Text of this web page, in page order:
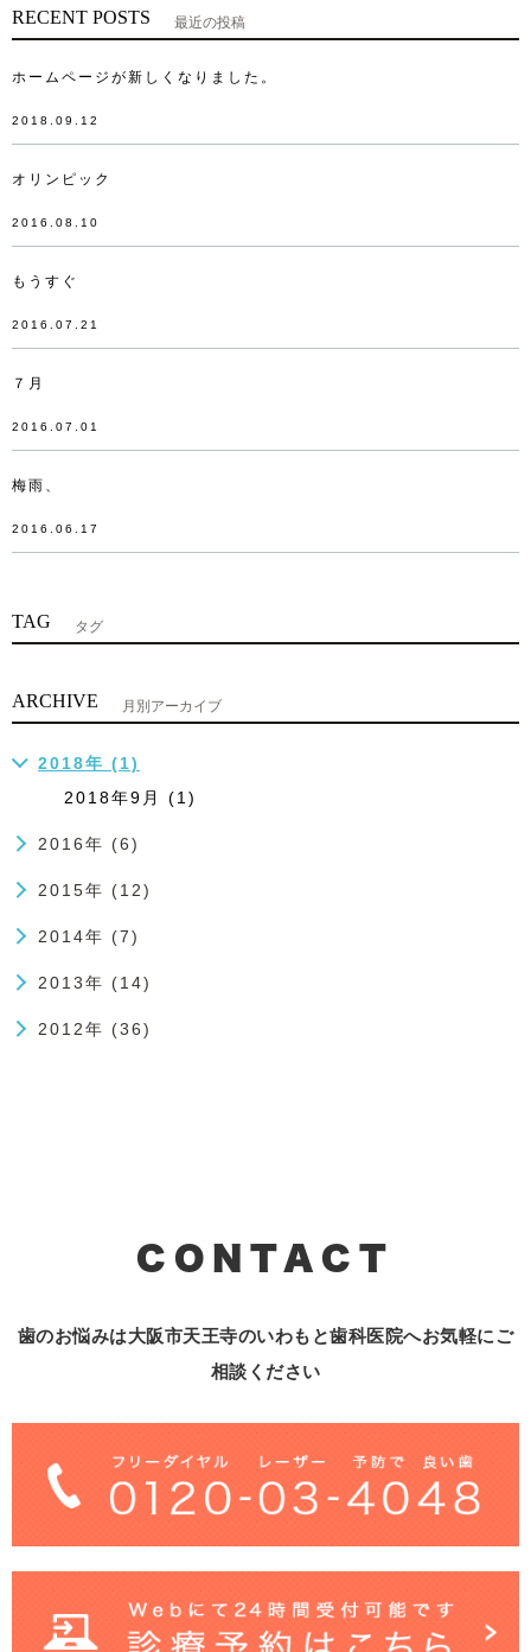
RECENT POSTS 最近の投稿
ホームページが新しくなりました。
2018.09.12
オリンピック
2016.08.10
もうすぐ
2016.07.21
７月
2016.07.01
梅雨、
2016.06.17
TAG タグ
ARCHIVE 月別アーカイブ
2018年 (1)
2018年9月 (1)
2016年 (6)
2015年 (12)
2014年 (7)
2013年 (14)
2012年 (36)
CONTACT
歯のお悩みは大阪市天王寺のいわもと歯科医院へお気軽にご
相談ください